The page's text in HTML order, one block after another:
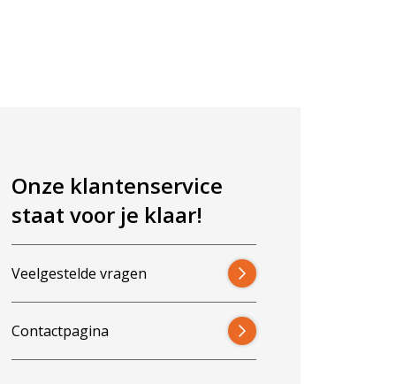
Onze klantenservice
staat voor je klaar!
Veelgestelde vragen
Contactpagina